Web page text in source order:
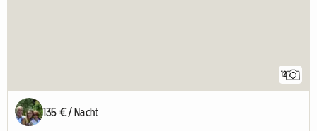
12
135 € / Nacht